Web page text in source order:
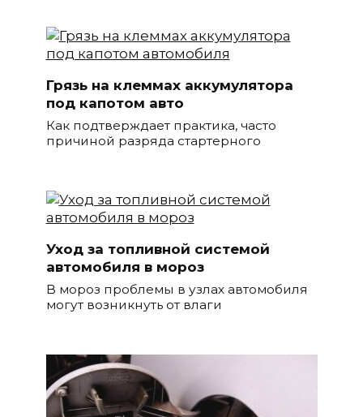
Грязь на клеммах аккумулятора
под капотом авто
Как подтверждает практика, часто
причиной разряда стартерного
Уход за топливной системой
автомобиля в мороз
В мороз проблемы в узлах автомобиля
могут возникнуть от влаги